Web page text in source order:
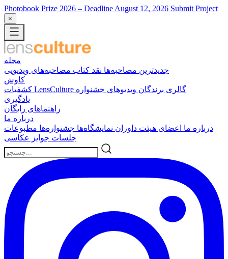
Photobook Prize 2026 – Deadline August 12, 2026 Submit Project
×
مجله
جدیدترین مصاحبه‌ها نقد کتاب مصاحبه‌های ویدیویی
کاوش
کشفیات LensCulture
گالری برندگان ویدیوهای جشنواره
یادگیری
راهنماهای رایگان
درباره ما
درباره ما
اعضای هیئت داوران نمایشگاه‌ها جشنواره‌ها مطبوعات
جلسات جوایز عکاسی